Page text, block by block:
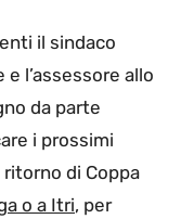
il sindaco
l’assessore allo
da parte
i prossimi
di Coppa
o a Itri, per